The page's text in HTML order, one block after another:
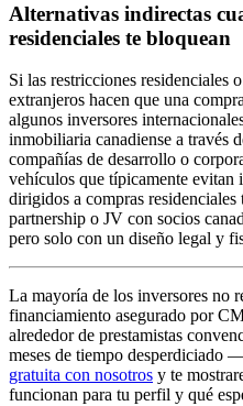
Alternativas indirectas
residenciales te bloquean
Si las restricciones residenciales
extranjeros hacen que una
algunos inversores
inmobiliaria canadiense a través
compañías de desarrollo o
vehículos que típicamente evitan
dirigidos a compras residenciales
partnership o JV con socios
pero solo con un diseño legal y
La mayoría de los inversores no
financiamiento asegurado por
alrededor de prestamistas
meses de tiempo desperdiciado
gratuita con nosotros y te
funcionan para tu perfil y qué